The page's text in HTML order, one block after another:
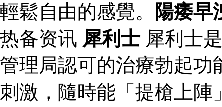
輕鬆自由的感覺。
陽痿早
热备资讯 犀利士 犀利士
管理局認可的治療勃起功
刺激，隨時能「提槍上陣